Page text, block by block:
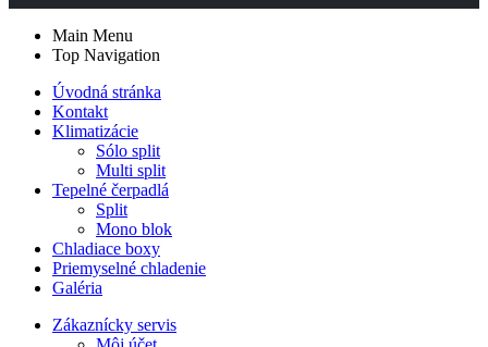
Main Menu
Top Navigation
Úvodná stránka
Kontakt
Klimatizácie
Sólo split
Multi split
Tepelné čerpadlá
Split
Mono blok
Chladiace boxy
Priemyselné chladenie
Galéria
Zákaznícky servis